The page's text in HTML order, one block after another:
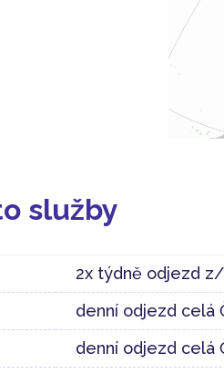
služby
2x týdně odjezd
denní odjezd celá
denní odjezd celá